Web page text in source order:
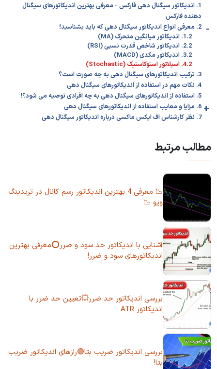
1. اندیکاتور سیگنال دهی فارکس - معرفی بهترین اندیکاتورهای سیگنال
دهنده فارکس
2. معرفی انواع اندیکاتور سیگنال دهی که باید بشناسید! -
1.2. اندیکاتور میانگین متحرک (MA)
2.2. اندیکاتور شاخص قدرت نسبی (RSI)
3.2. اندیکاتور مکدی (MACD)
4.2. اسیلاتور استوکاستیک (Stochastic)
3. ترکیب اندیکاتورهای سیگنال دهی به چه صورت است؟
4. نکات مهم در استفاده از اندیکاتورهای سیگنال دهی
5. استفاده از اندیکاتورهای سیگنال دهی به چه افرادی توصیه می شود؟!
6. مزایا و معایب استفاده از اندیکاتورهای سیگنال دهی +
7. نظر کارشناس اف ایکس ماکسی درباره اندیکاتور سیگنال دهی
مطالب مرتبط
📉 معرفی 4 بهترین اندیکاتور رسم کانال در تریدینگ
ویو 📉
آشنایی با اندیکاتور حد سود و ضرر⭕معرفی بهترین
اندیکاتورهای سود و ضرر!
بررسی اندیکاتور حد ضرر💥تعیین حد ضرر با
اندیکاتور ATR
بررسی اندیکاتور ضریب بتا🟢رازهای اندیکاتور ضریب
بتا!